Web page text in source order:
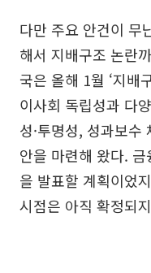
다만 주요 안건이 무
해서 지배구조 논란
국은 올해 1월 ‘지배
이사회 독립성과 다
성·투명성, 성과보수
안을 마련해 왔다.
을 발표할 계획이었
시점은 아직 확정되